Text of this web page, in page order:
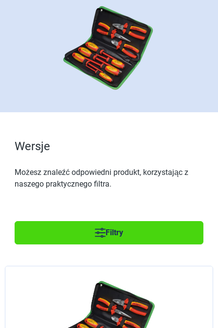
Wersje
Możesz znaleźć odpowiedni produkt, korzystając z
naszego praktycznego filtra.
Filtry